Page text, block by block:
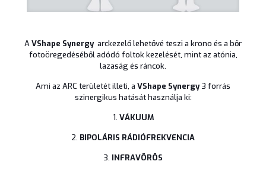
AVShape Synergy arckezelő lehetővé teszi a krono és a bőr
fotoöregedéséből adódó foltok kezelését, mint az atónia,
lazaság és ráncok.
Ami az ARC területét illeti, a VShape Synergy3 forrás
szinergikus hatását használja ki:
1. VÁKUUM
2. BIPOLÁRIS RÁDIÓFREKVENCIA
3. INFRAVÖRÖS